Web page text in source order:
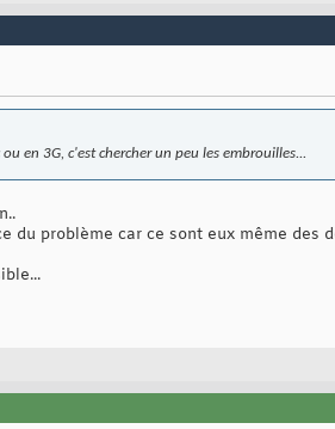
en 3G, c'est chercher un peu les embrouilles...
problème car ce sont eux même des